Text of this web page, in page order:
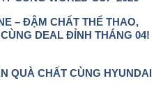
– ĐẬM CHẤT THỂ THAO,
DEAL ĐỈNH THÁNG 04!
QUÀ CHẤT CÙNG HYUNDAI